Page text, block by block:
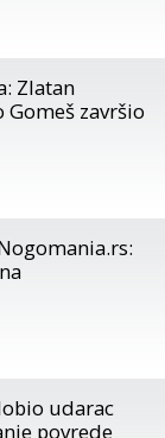
Zlatan
Gomeš završio
udarac
povrede